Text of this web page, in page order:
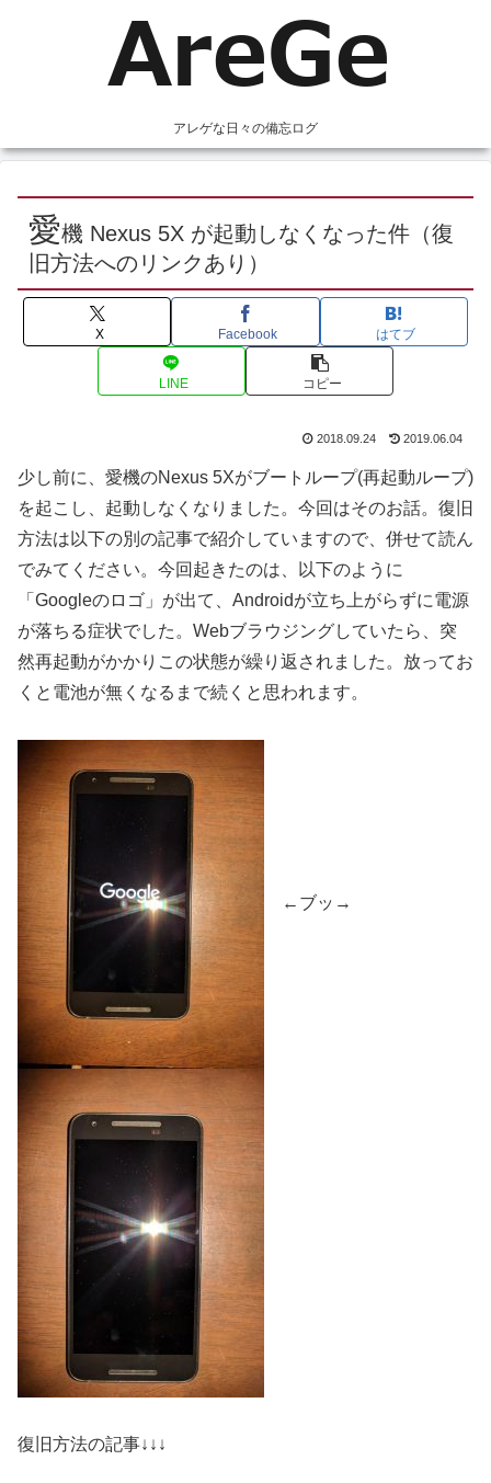
アレゲな日々の備忘ログ
愛機 Nexus 5X が起動しなくなった件（復
旧方法へのリンクあり）
X Facebook はてブ
LINE コピー
2018.09.24 2019.06.04
少し前に、愛機のNexus 5Xがブートループ(再起動ループ)
を起こし、起動しなくなりました。今回はそのお話。復旧
方法は以下の別の記事で紹介していますので、併せて読ん
でみてください。今回起きたのは、以下のように
「Googleのロゴ」が出て、Androidが立ち上がらずに電源
が落ちる症状でした。Webブラウジングしていたら、突
然再起動がかかりこの状態が繰り返されました。放ってお
くと電池が無くなるまで続くと思われます。
←ブッ→
復旧方法の記事↓↓↓